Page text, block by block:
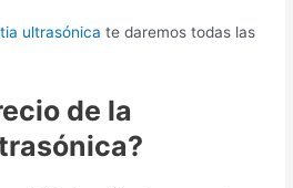
ultrasónica te daremos todas las
de la